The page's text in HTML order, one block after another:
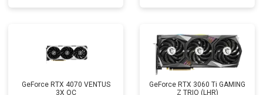
GeForce RTX 4070 VENTUS
3X OC
GeForce RTX 3060 Ti GAMING
Z TRIO (LHR)